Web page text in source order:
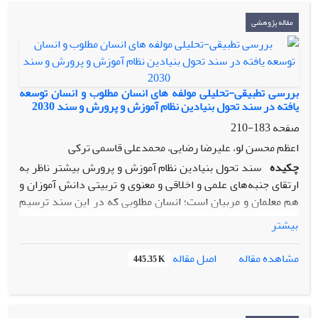
فرهنگ به طور کلی همبستگی یکپارچگی زندگی فرهنگ سیاسی
را روشن می‌گرداند. روش این پژوهش تحلیل گفتمان با رجوع به
بیانات آیت الله خامنه‌ای براساس آرا لاکلا و موف بوده است. با
توجه به مولفه­های فرهنگ سیاسی در ایران هم چون فرهنگ
آمریت/ تابعیت، سبب کاهش مشارکت سیاسی زنان در تاریخ شده
است، اما به دلیل تاثیر پذیری زنان ایرانی از هویت اسلامی و
ایرانی، در مقاطعی خاص از زمان، مشارکت سیاسی زنان افزایش
داشته است.
مقاله پژوهشی
بررسی تطبیقی-تحلیلی مولفه های انسان مطلوب و انسان توسعه
یافته در سند تحول بنیادین نظام آموزش و پرورش و سند 2030
صفحه183-210
اعظم محسن لو، علیرضا رضایی، محمدعلی قاسمی ترکی
چکیده سند تحول بنیادین نظام آموزش و پرورش بیشتر ناظر به
ارتقای جنبه‌های علمی و اخلاقی و معنوی و تربیتی دانش آموزان و
هم معلمان و مربیان است؛ انسان مطلوبی که در این سند ترسیم
گردیده است بیشتر انسانی اخلاقی و معنوی است تا انسانی که
این حال بین این دو سند اشتراکات و مشابهت‌هایی در حوزه بعضی
از مباحث نظیر عدالت گرایی و اختیار و آزادی عمل انسان دیده می
بیشتر
مشاهده مقاله
اصل مقاله 445.35 K